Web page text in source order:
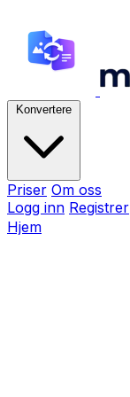
Konvertere
Priser Om oss
Logg inn Registrer
Hjem